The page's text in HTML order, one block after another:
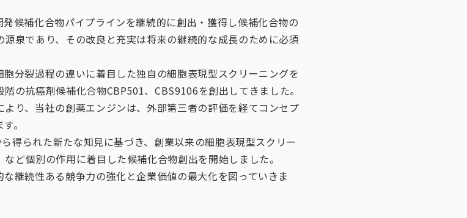
候補化合物パイプラインを継続的に創出・獲得し候補化合物の
泉であり、その改良と充実は将来の継続的な成長のために必須
分裂過程の違いに着目した独自の細胞表現型スクリーニングを
の抗癌剤候補化合物CBP501、CBS9106を創出してきました。
り、当社の創薬エンジンは、外部第三者の評価を経てコンセプ
。
得られた新たな知見に基づき、創業以来の細胞表現型スクリー
ど個別の作用に着目した候補化合物創出を開始しました。
継続性ある競争力の強化と企業価値の最大化を図っていきま